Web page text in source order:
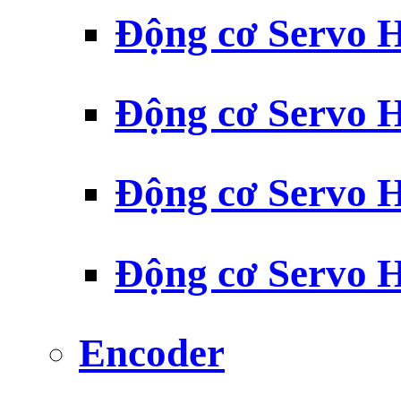
Động cơ Servo
Động cơ Servo
Động cơ Servo
Động cơ Servo
Encoder